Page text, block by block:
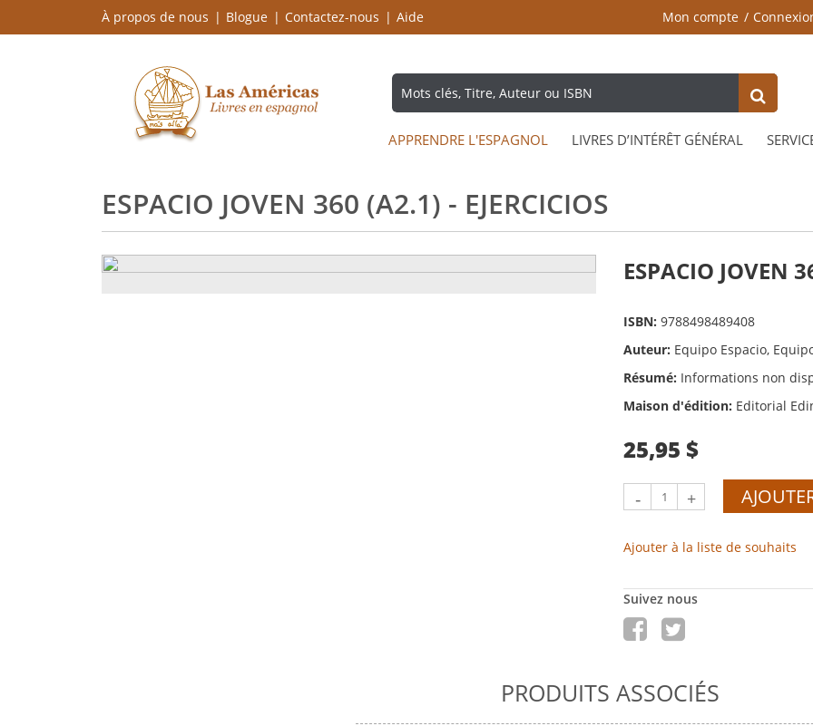
À propos de nous Blogue Contactez-nous Aide Mon compte
APPRENDRE L'ESPAGNOL LIVRES D’INTÉRÊT GÉNÉRAL
ESPACIO JOVEN 360 (A2.1) - EJERCICIOS
ESPACIO JOVEN
ISBN: 9788498489408
Auteur: Equipo Espacio,
Résumé: Informations non
Maison d'édition: Editorial
25,95 $
- +
Ajouter à la liste de souhaits
Suivez nous
PRODUITS ASSOCIÉS